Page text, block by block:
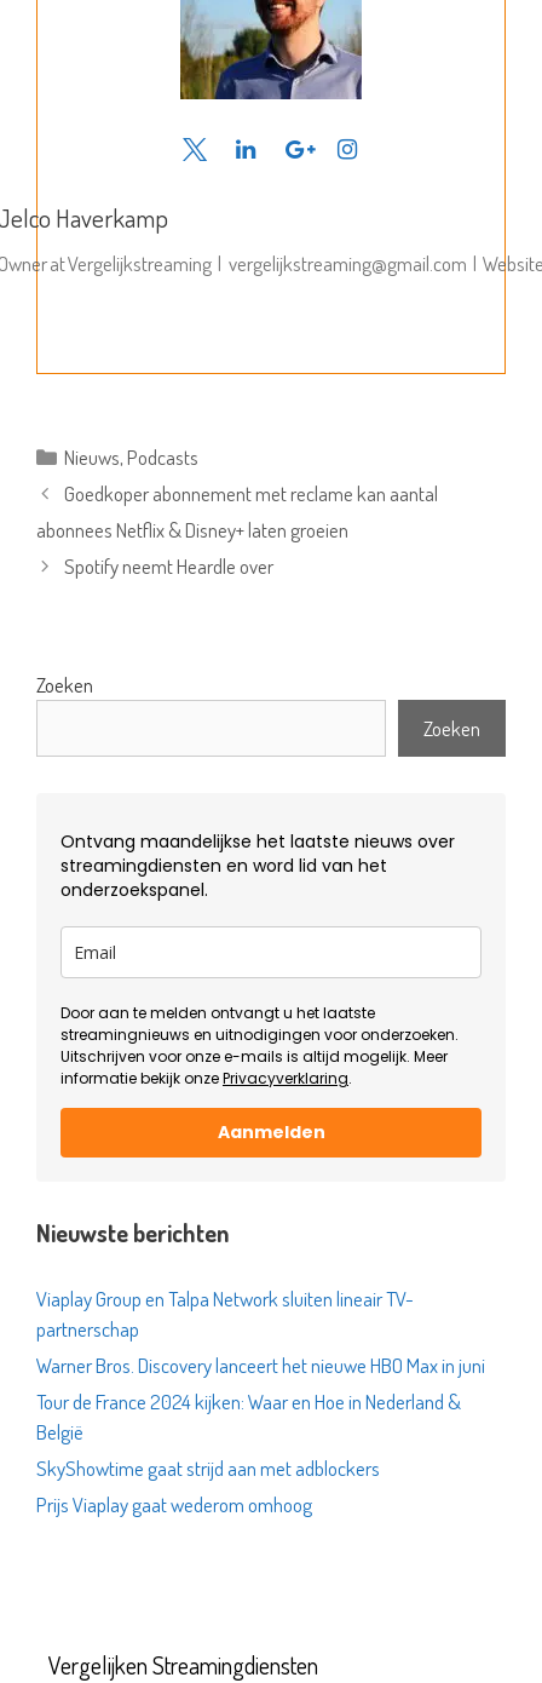
Haverkamp
atVergelijkstreaming | vergelijkstreaming@gmail.com |
Categorieën
Nieuws,Podcasts
Goedkoper abonnement met reclame kan aantal
abonnees Netflix & Disney+ laten groeien
Spotify neemt Heardle over
Zoeken
Zoeken
Ontvang maandelijkse het laatste nieuws over
streamingdiensten en word lid van het
onderzoekspanel.
Door aan te melden ontvangt u het laatste
streamingnieuws en uitnodigingen voor onderzoeken.
Uitschrijven voor onze e-mails is altijd mogelijk. Meer
informatie bekijk onzePrivacyverklaring.
Aanmelden
Nieuwste berichten
Viaplay Group en Talpa Network sluiten lineair TV-
partnerschap
Warner Bros. Discovery lanceert het nieuwe HBO Max in juni
Tour de France 2024 kijken: Waar en Hoe in Nederland &
België
SkyShowtime gaat strijd aan met adblockers
Prijs Viaplay gaat wederom omhoog
Vergelijken Streamingdiensten